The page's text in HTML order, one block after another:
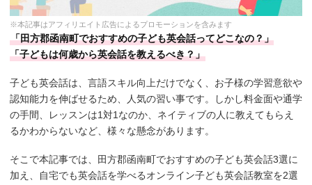
※本記事はアフィリエイト広告によるプロモーションを含みます
「田方郡函南町でおすすめの子ども英会話ってどこなの？」
「子どもは何歳から英会話を教えるべき？」
子ども英会話は、言語スキル向上だけでなく、お子様の学習意欲や
認知能力を伸ばせるため、人気の習い事です。しかし料金面や通学
の手間、レッスンは1対1なのか、ネイティブの人に教えてもらえ
るかわからないなど、様々な懸念があります。
そこで本記事では、田方郡函南町でおすすめの子ども英会話3選に
加え、自宅でも英会話を学べるオンライン子ども英会話教室を2選